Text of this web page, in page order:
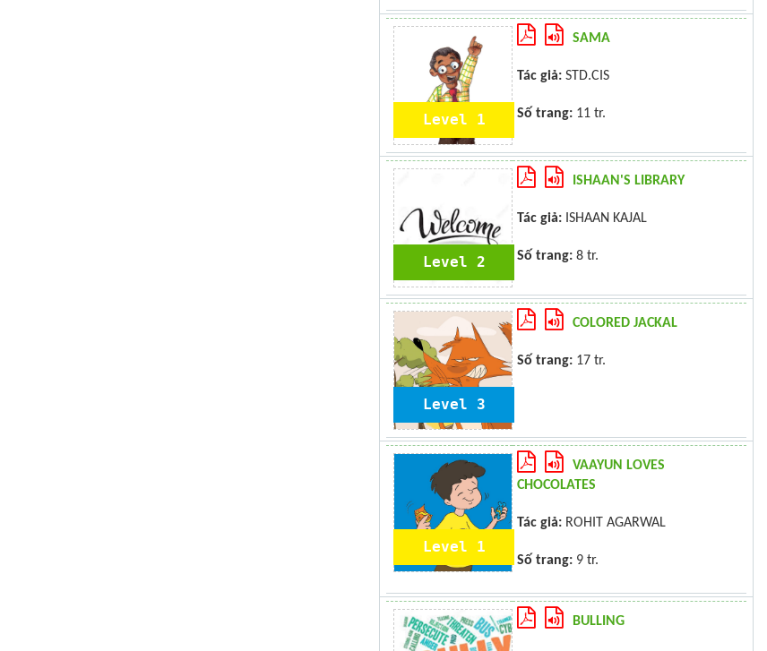
Level 1
SAMA
Tác giả: STD.CIS
Số trang: 11 tr.
Level 2
ISHAAN'S LIBRARY
Tác giả: ISHAAN KAJAL
Số trang: 8 tr.
Level 3
COLORED JACKAL
Số trang: 17 tr.
Level 1
VAAYUN LOVES
CHOCOLATES
Tác giả: ROHIT AGARWAL
Số trang: 9 tr.
BULLING